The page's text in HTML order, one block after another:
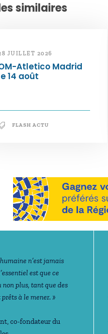
similaires
JUILLET 2026
Atletico Madrid
14 août
FLASH ACTU
n’est jamais
est que ce
plus, tant que des
à le mener. »
co-fondateur du